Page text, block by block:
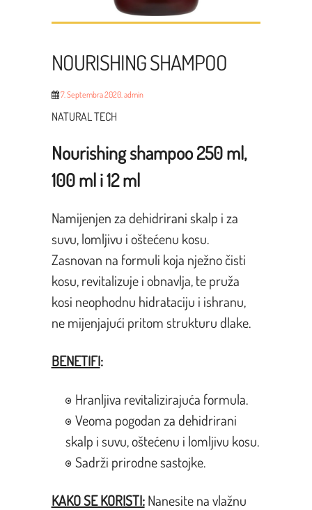
NOURISHING SHAMPOO
7. Septembra 2020. admin
NATURAL TECH
Nourishing shampoo 250 ml,
100 ml i 12 ml
Namijenjen za dehidrirani skalp i za
suvu, lomljivu i oštećenu kosu.
Zasnovan na formuli koja nježno čisti
kosu, revitalizuje i obnavlja, te pruža
kosi neophodnu hidrataciju i ishranu,
ne mijenjajući pritom strukturu dlake.
BENETIFI:
Hranljiva revitalizirajuća formula.
Veoma pogodan za dehidrirani
skalp i suvu, oštećenu i lomljivu kosu.
Sadrži prirodne sastojke.
KAKO SE KORISTI:Nanesite na vlažnu